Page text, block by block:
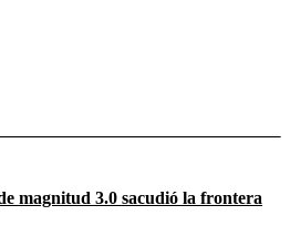
magnitud 3.0 sacudió la frontera